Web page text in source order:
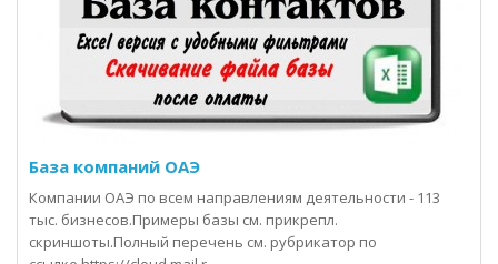
База компаний ОАЭ
Компании ОАЭ по всем направлениям деятельности - 113
тыс. бизнесов.Примеры базы см. прикрепл.
скриншоты.Полный перечень см. рубрикатор по